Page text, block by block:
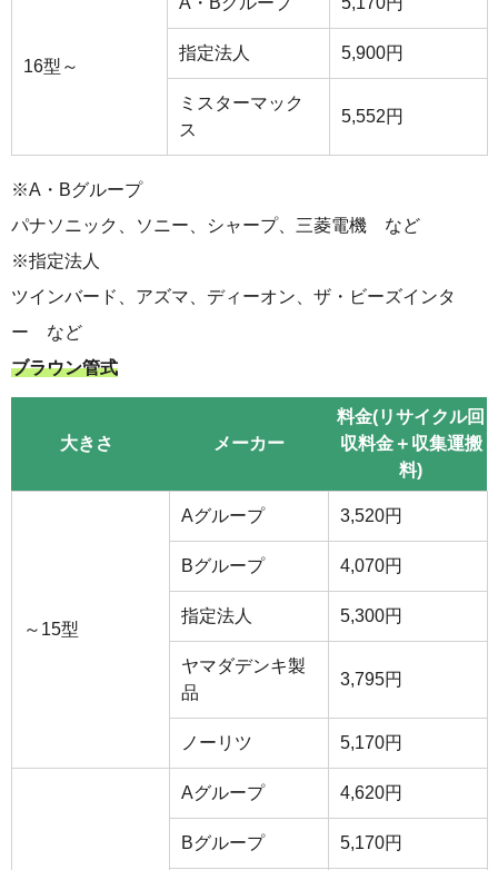
16型～
指定法人 5,900円
ミスターマック
ス
5,552円
※A・Bグループ
パナソニック、ソニー、シャープ、三菱電機 など
※指定法人
ツインバード、アズマ、ディーオン、ザ・ビーズインタ
ー など
ブラウン管式
大きさ メーカー
料金(リサイクル回
収料金＋収集運搬
料)
～15型
Aグループ 3,520円
Bグループ 4,070円
指定法人 5,300円
ヤマダデンキ製
品
3,795円
ノーリツ 5,170円
Aグループ 4,620円
Bグループ 5,170円